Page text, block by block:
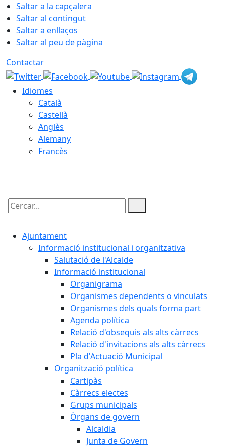
Saltar a la capçalera
Saltar al contingut
Saltar a enllaços
Saltar al peu de pàgina
Contactar
Idiomes
Català
Castellà
Anglès
Alemany
Francès
Cercar:
Ajuntament
Informació institucional i organitzativa
Salutació de l'Alcalde
Informació institucional
Organigrama
Organismes dependents o vinculats
Organismes dels quals forma part
Agenda política
Relació d'obsequis als alts càrrecs
Relació d'invitacions als alts càrrecs
Pla d'Actuació Municipal
Organització política
Cartipàs
Càrrecs electes
Grups municipals
Òrgans de govern
Alcaldia
Junta de Govern